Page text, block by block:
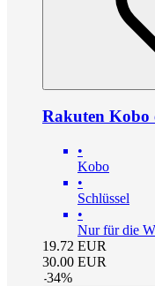
Rakuten Kobo
•
Kobo
•
Schlüssel
•
Nur für die
19.72 EUR
30.00 EUR
-34%